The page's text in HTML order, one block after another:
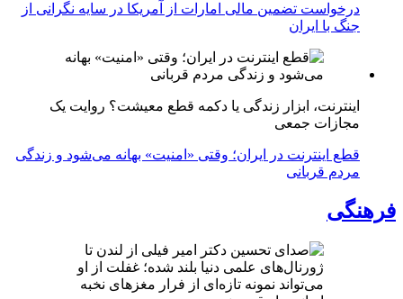
درخواست تضمین مالی امارات از آمریکا در سایه نگرانی از
جنگ با ایران
اینترنت، ابزار زندگی یا دکمه قطع معیشت؟ روایت یک
مجازات جمعی
قطع اینترنت در ایران؛ وقتی «امنیت» بهانه می‌شود و زندگی
مردم قربانی
فرهنگی